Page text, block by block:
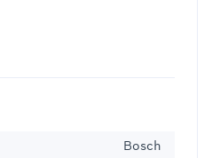
Bosch